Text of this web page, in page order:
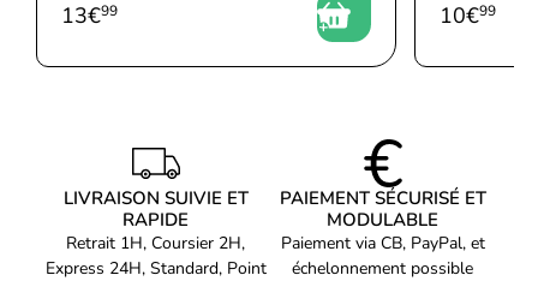
prises en charge
Prise en charge du
système d'exploitation
Windows
Windows 10, Windows 11
Prise en charge du
système d'exploitation
Mac
Mac OS X 10.13 High Sierra,
Mac OS X 10.14 Mojave, Mac
OS X 10.15 Catalina
13€99 10€99
LIVRAISON SUIVIE ET
RAPIDE
Retrait 1H, Coursier 2H,
Express 24H, Standard, Point
PAIEMENT SÉCURISÉ ET
MODULABLE
Paiement via CB, PayPal, et
échelonnement possible